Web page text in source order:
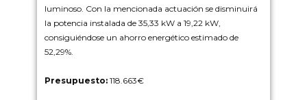
luminoso. Con la mencionada actuación se disminuirá
la potencia instalada de 35,33 kW a 19,22 kW,
consiguiéndose un ahorro energético estimado de
52,29%.
Presupuesto: 118.663€